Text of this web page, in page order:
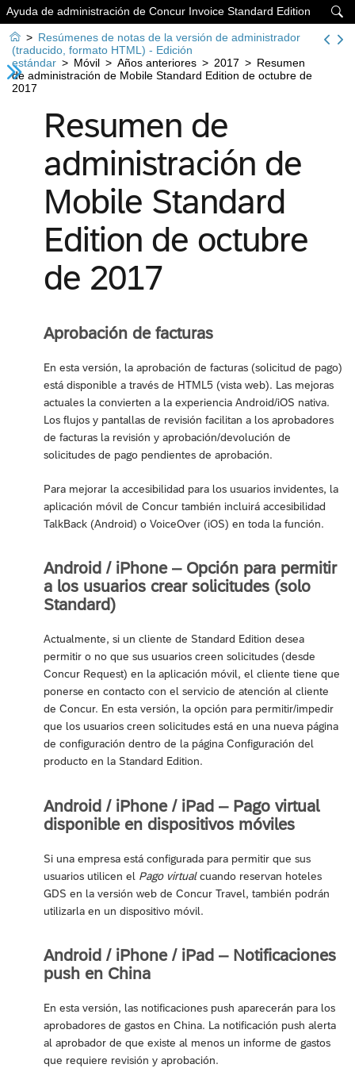

Ayuda de administración de Concur Invoice Standard Edition
 > Resúmenes de notas de la versión de administrador
(traducido, formato HTML) - Edición
estándar > Móvil > Años anteriores > 2017 > Resumen
de administración de Mobile Standard Edition de octubre de
2017
Resumen de
administración de
Mobile Standard
Edition de octubre
de 2017
Aprobación de facturas
En esta versión, la aprobación de facturas (solicitud de pago)
está disponible a través de HTML5 (vista web). Las mejoras
actuales la convierten a la experiencia Android/iOS nativa.
Los flujos y pantallas de revisión facilitan a los aprobadores
de facturas la revisión y aprobación/devolución de
solicitudes de pago pendientes de aprobación.
Para mejorar la accesibilidad para los usuarios invidentes, la
aplicación móvil de Concur también incluirá accesibilidad
TalkBack (Android) o VoiceOver (iOS) en toda la función.
Android / iPhone – Opción para permitir
a los usuarios crear solicitudes (solo
Standard)
Actualmente, si un cliente de Standard Edition desea
permitir o no que sus usuarios creen solicitudes (desde
Concur Request) en la aplicación móvil, el cliente tiene que
ponerse en contacto con el servicio de atención al cliente
de Concur. En esta versión, la opción para permitir/impedir
que los usuarios creen solicitudes está en una nueva página
de configuración dentro de la página Configuración del
producto en la Standard Edition.
Android / iPhone / iPad – Pago virtual
disponible en dispositivos móviles
Si una empresa está configurada para permitir que sus
usuarios utilicen el Pago virtualcuando reservan hoteles
GDS en la versión web de Concur Travel, también podrán
utilizarla en un dispositivo móvil.
Android / iPhone / iPad – Notificaciones
push en China
En esta versión, las notificaciones push aparecerán para los
aprobadores de gastos en China. La notificación push alerta
al aprobador de que existe al menos un informe de gastos
que requiere revisión y aprobación.